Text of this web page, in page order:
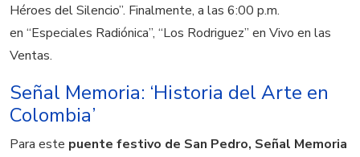
Héroes del Silencio”. Finalmente, a las 6:00 p.m.
en “Especiales Radiónica”, “Los Rodriguez” en Vivo en las
Ventas.
Señal Memoria: ‘Historia del Arte en
Colombia’
Para este puente festivo de San Pedro, Señal Memoria